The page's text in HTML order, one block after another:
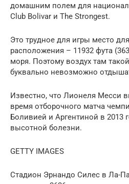
домашним полем для
Club Bolivar и The Strongest.
Это трудное для игры место
расположения – 11932 фута
моря. Поэтому воздух там
буквально невозможно
Известно, что Лионеля Месси
время отборочного матча
Боливией и Аргентиной в 2013
высотной болезни.
GETTY IMAGES
Стадион Эрнандо Силес в Ла-